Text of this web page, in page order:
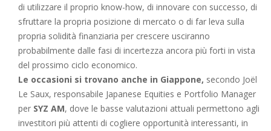
di utilizzare il proprio know-how, di innovare con successo, di
sfruttare la propria posizione di mercato o di far leva sulla
propria solidità finanziaria per crescere usciranno
probabilmente dalle fasi di incertezza ancora più forti in vista
del prossimo ciclo economico.
Le occasioni si trovano anche in Giappone, secondo Joël
Le Saux, responsabile Japanese Equities e Portfolio Manager
per SYZ AM, dove le basse valutazioni attuali permettono agli
investitori più attenti di cogliere opportunità interessanti, in